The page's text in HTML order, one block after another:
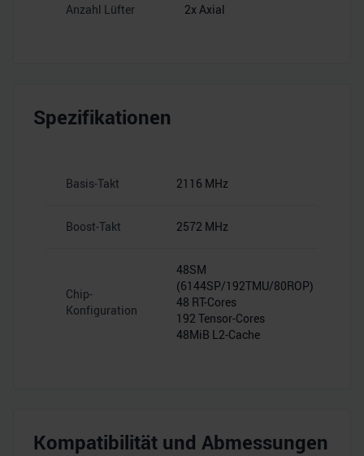
Anzahl Lüfter 2x Axial
Spezifikationen
Basis-Takt 2116 MHz
Boost-Takt 2572 MHz
Chip-
Konfiguration
48SM
(6144SP/192TMU/80ROP)
48 RT-Cores
192 Tensor-Cores
48MiB L2-Cache
Kompatibilität und Abmessungen